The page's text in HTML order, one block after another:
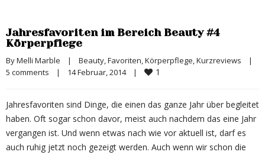
Jahresfavoriten im Bereich Beauty #4
Körperpflege
By Melli Marble | Beauty, Favoriten, Körperpflege, Kurzreviews
|
5 comments
| 14 Februar, 2014 | 1
Jahresfavoriten sind Dinge, die einen das ganze Jahr über begleitet
haben. Oft sogar schon davor, meist auch nachdem das eine Jahr
vergangen ist. Und wenn etwas nach wie vor aktuell ist, darf es
auch ruhig jetzt noch gezeigt werden. Auch wenn wir schon die